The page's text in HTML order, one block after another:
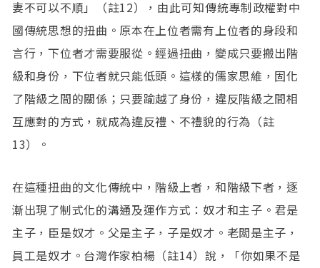
妻不可以不順」（註12），由此可知傳統專制政權對中
國傳統思想的扭曲。原本在上位者需有上位者的身段和
言行，下位者才需要服從。經過扭曲，變成只要搬出階
級和身份，下位者就只能低頭。這樣的儒家思維，固化
了階級之間的關係；只要踰越了身份，違反階級之間相
互應對的方式，就成為違反禮、不禮貌的行為（註
13）。
在這種扭曲的文化傳統中，階級上者，和階級下者，逐
漸出現了制式化的溝通及運作方式：奴才和主子。君是
主子，臣是奴才。父是主子，子是奴才。老闆是主子，
員工是奴才。台灣作家柏楊（註14）說，「你如果不是